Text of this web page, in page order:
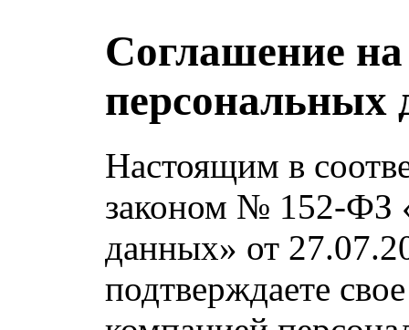
Соглашение на
персональных
Настоящим в
законом № 152-ФЗ
данных» от
подтверждаете